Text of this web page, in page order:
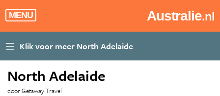
MENU Australie.nl
North Adelaide
door Getaway Travel